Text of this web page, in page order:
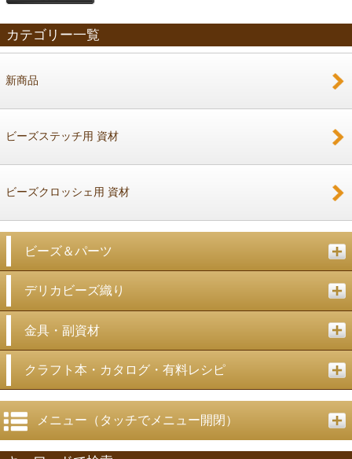
カテゴリー一覧
新商品
ビーズステッチ用 資材
ビーズクロッシェ用 資材
ビーズ＆パーツ
デリカビーズ織り
金具・副資材
クラフト本・カタログ・有料レシピ
メニュー（タッチでメニュー開閉）